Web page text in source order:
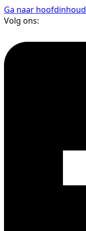
Ga naar hoofdinhoud
Volg ons: